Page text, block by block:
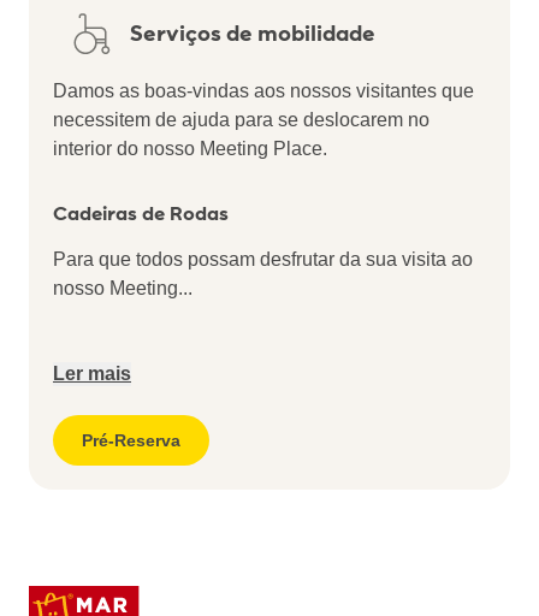
Serviços de mobilidade
Damos as boas-vindas aos nossos visitantes que
necessitem de ajuda para se deslocarem no
interior do nosso Meeting Place.
Cadeiras de Rodas
Para que todos possam desfrutar da sua visita ao
nosso Meeting...
Ler mais
Pré-Reserva